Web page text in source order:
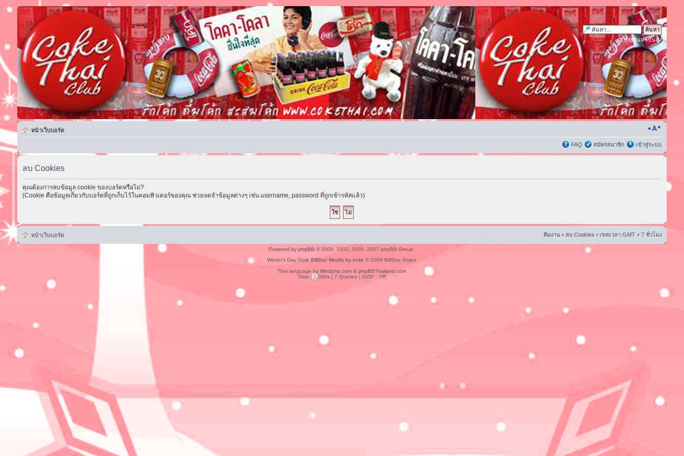
การค้นหาขั้นสูง
หน้าเว็บบอร์ด
FAQ สมัครสมาชิก เข้าสู่ระบบ
ลบ Cookies
คุณต้องการลบข้อมูล cookie ของบอร์ดหรือไม่?
(Cookie คือข้อมูลเกี่ยวกับบอร์ดที่ถูกเก็บไว้ในคอมพิวเตอร์ของคุณ ช่วยจดจำข้อมูลต่างๆ เช่น username, password ที่ถูกเข้ารหัสแล้ว)
หน้าเว็บบอร์ด ทีมงาน • ลบ Cookies • เขตเวลา GMT + 7 ชั่วโมง
Powered byphpBB © 2000, 2002, 2005, 2007 phpBB Group.
Winter's Day StyleBillStur Modify by ecite © 2009 BillStur Styles
Thai language byMindphp.com &phpBBThailand.com
Time : 0.099s | 7 Queries | GZIP : Off